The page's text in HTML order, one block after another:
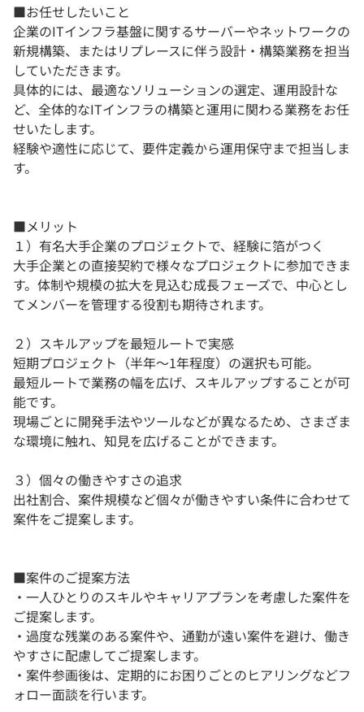
■お任せしたいこと
企業のITインフラ基盤に関するサーバーやネットワークの
新規構築、またはリプレースに伴う設計・構築業務を担当
していただきます。
具体的には、最適なソリューションの選定、運用設計な
ど、全体的なITインフラの構築と運用に関わる業務をお任
せいたします。
経験や適性に応じて、要件定義から運用保守まで担当しま
す。
■メリット
１）有名大手企業のプロジェクトで、経験に箔がつく
大手企業との直接契約で様々なプロジェクトに参加できま
す。体制や規模の拡大を見込む成長フェーズで、中心とし
てメンバーを管理する役割も期待されます。
２）スキルアップを最短ルートで実感
短期プロジェクト（半年～1年程度）の選択も可能。
最短ルートで業務の幅を広げ、スキルアップすることが可
能です。
現場ごとに開発手法やツールなどが異なるため、さまざま
な環境に触れ、知見を広げることができます。
３）個々の働きやすさの追求
出社割合、案件規模など個々が働きやすい条件に合わせて
案件をご提案します。
■案件のご提案方法
・一人ひとりのスキルやキャリアプランを考慮した案件を
ご提案します。
・過度な残業のある案件や、通勤が遠い案件を避け、働き
やすさに配慮してご提案します。
・案件参画後は、定期的にお困りごとのヒアリングなどフ
ォロー面談を行います。